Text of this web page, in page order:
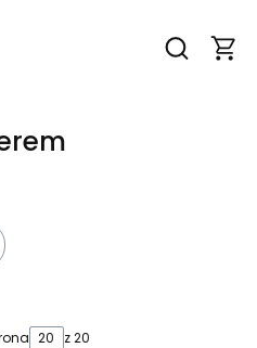
Otwórz
z 20